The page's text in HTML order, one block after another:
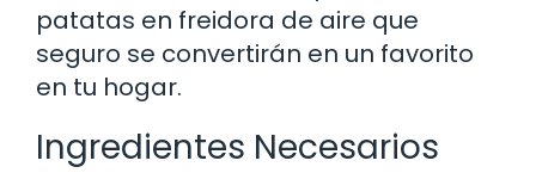
patatas en freidora de aire que
seguro se convertirán en un favorito
en tu hogar.
Ingredientes Necesarios